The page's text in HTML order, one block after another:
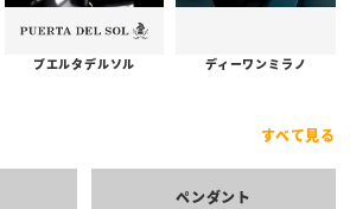
プエルタデルソル ディーワンミラノ
すべて見る
ペンダント